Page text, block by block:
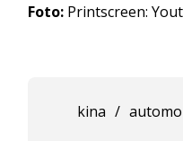
Foto: Printscreen:
kina /